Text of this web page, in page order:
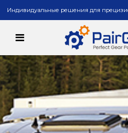
Индивидуальные решения для